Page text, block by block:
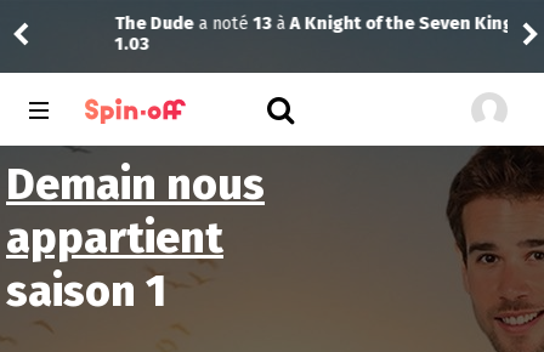
The Dudea noté13à A Knight of the Seven Kingdoms
Demain nous
appartient
saison 1